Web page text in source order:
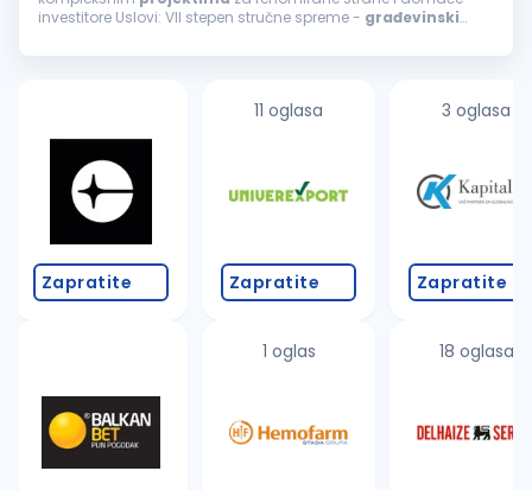
investitore Uslovi: VII stepen stručne spreme - građevinski
samostalnog rada na
Zapratite
11 oglasa
Zapratite
1 oglas
3 oglasa
Zapratite
18 oglasa